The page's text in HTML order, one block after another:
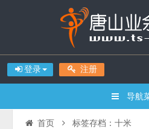
登录 注册
导航
首页 标签存档：十米